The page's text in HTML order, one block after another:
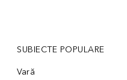
SUBIECTE POPULARE
Vară